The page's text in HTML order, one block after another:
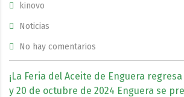
kinovo
Noticias
No hay comentarios
¡La Feria del Aceite de Enguera
y 20 de octubre de 2024 Enguera se